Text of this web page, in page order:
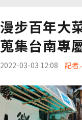
漫步百年大
蒐集台南專
2022-03-03 12:08 記者